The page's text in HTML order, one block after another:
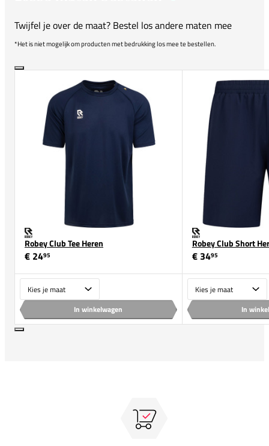
Twijfel je over de maat? Bestel los andere maten mee
*Het is niet mogelijk om producten met bedrukking los mee te bestellen.
Robey Club Tee Heren
€ 2495
In winkelwagen
Robey Club Short
€ 3495
In